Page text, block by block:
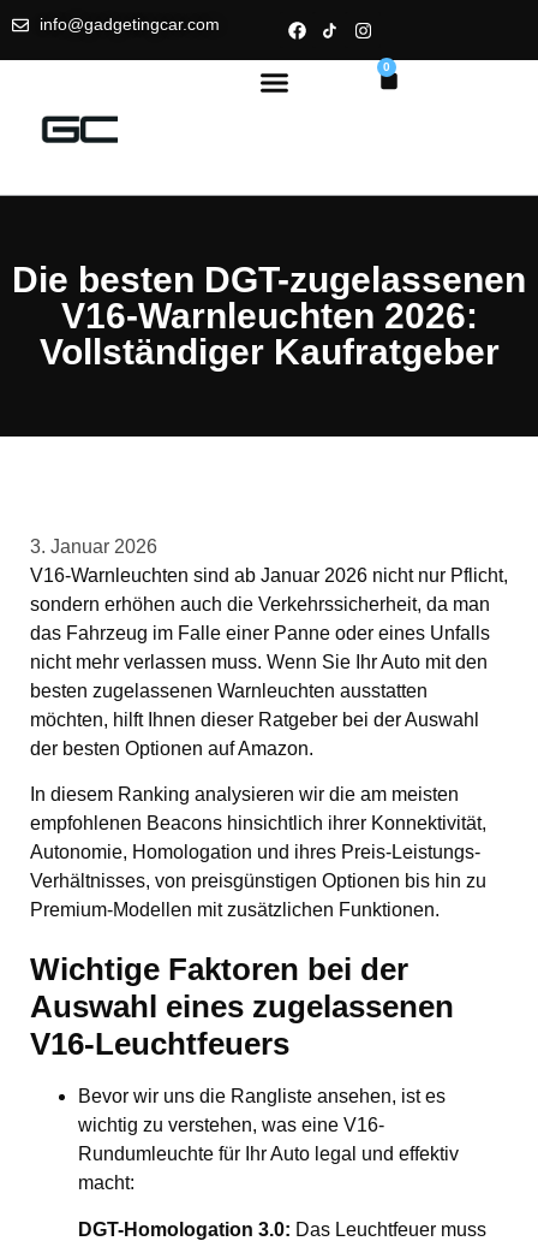
info@gadgetingcar.com
0
Die besten DGT-zugelassenen
V16-Warnleuchten 2026:
Vollständiger Kaufratgeber
3. Januar 2026
V16-Warnleuchten sind ab Januar 2026 nicht nur Pflicht,
sondern erhöhen auch die Verkehrssicherheit, da man
das Fahrzeug im Falle einer Panne oder eines Unfalls
nicht mehr verlassen muss. Wenn Sie Ihr Auto mit den
besten zugelassenen Warnleuchten ausstatten
möchten, hilft Ihnen dieser Ratgeber bei der Auswahl
der besten Optionen auf Amazon.
In diesem Ranking analysieren wir die am meisten
empfohlenen Beacons hinsichtlich ihrer Konnektivität,
Autonomie, Homologation und ihres Preis-Leistungs-
Verhältnisses, von preisgünstigen Optionen bis hin zu
Premium-Modellen mit zusätzlichen Funktionen.
Wichtige Faktoren bei der
Auswahl eines zugelassenen
V16-Leuchtfeuers
Bevor wir uns die Rangliste ansehen, ist es
wichtig zu verstehen, was eine V16-
Rundumleuchte für Ihr Auto legal und effektiv
macht:
DGT-Homologation 3.0: Das Leuchtfeuer muss